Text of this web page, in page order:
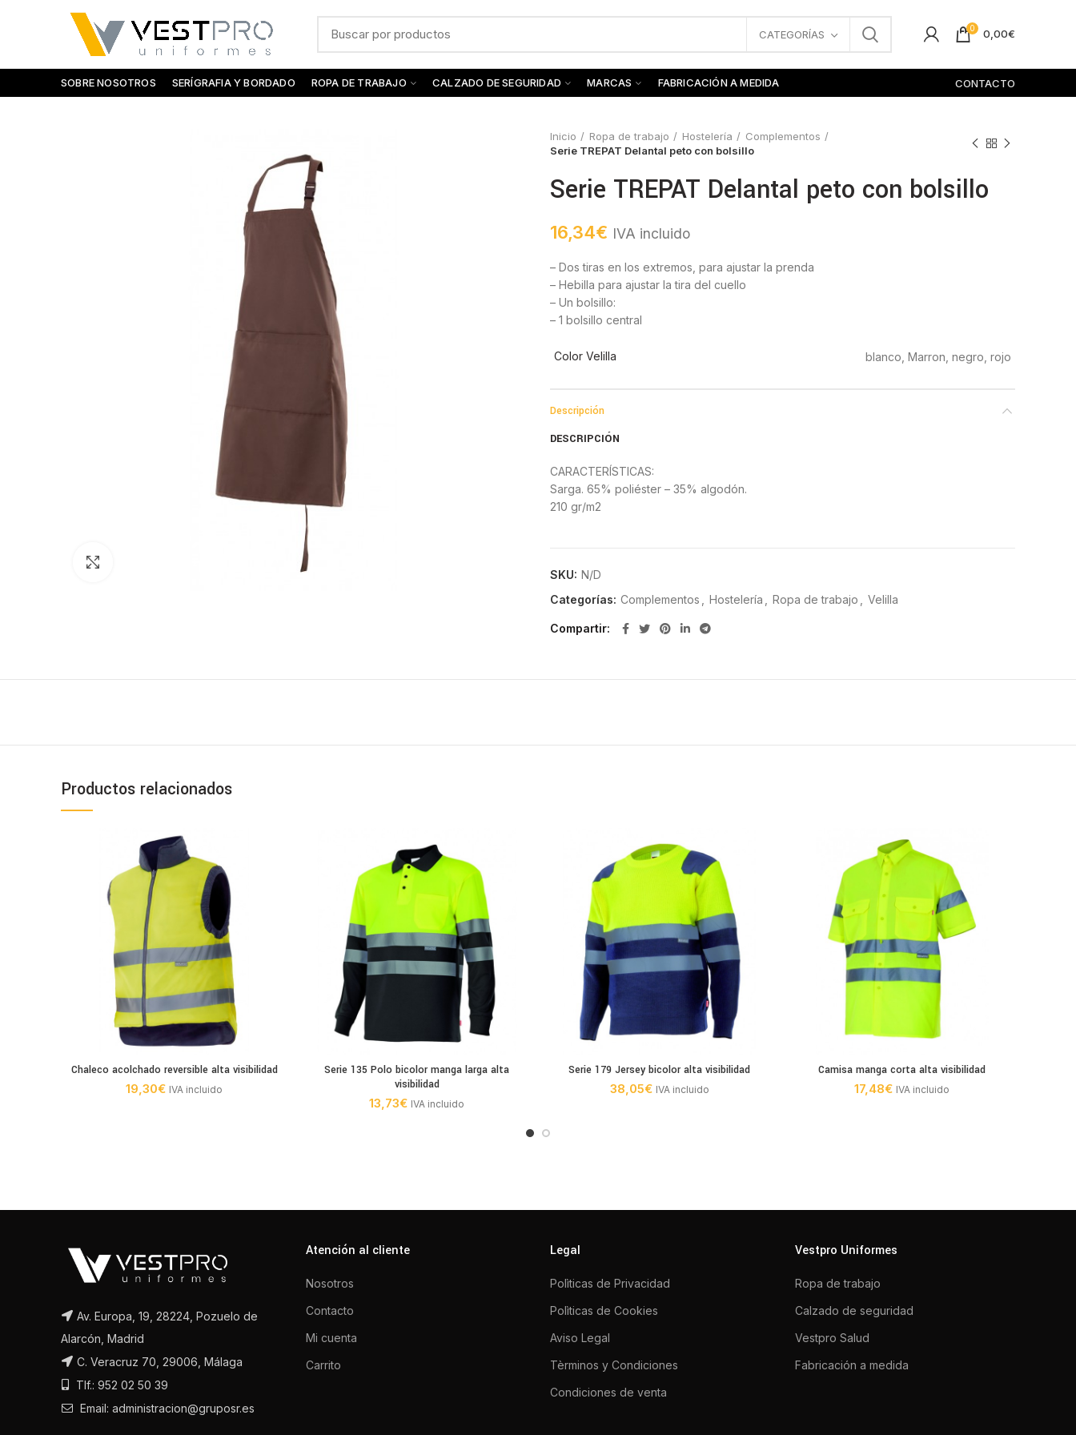
CATEGORÍAS 0 0,00€
SOBRE NOSOTROS SERÍGRAFIA Y BORDADO ROPA DE TRABAJO CALZADO DE SEGURIDAD MARCAS FABRICACIÓN A MEDIDA CONTACTO
Inicio Ropa de trabajo Hostelería
Complementos
Serie TREPAT Delantal peto con bolsillo
Serie TREPAT Delantal peto con bolsillo
16,34€ IVA incluido
– Dos tiras en los extremos, para ajustar la prenda
– Hebilla para ajustar la tira del cuello
– Un bolsillo:
– 1 bolsillo central
Color Velilla blanco, Marron, negro, rojo
Descripción
DESCRIPCIÓN
CARACTERÍSTICAS:
Sarga. 65% poliéster – 35% algodón.
210 gr/m2
SKU: N/D
Categorías: Complementos Hostelería Ropa de trabajo Velilla
Compartir
Productos relacionados
Chaleco acolchado reversible alta visibilidad
19,30€ IVA incluido
Serie 135 Polo bicolor manga larga alta
visibilidad
13,73€ IVA incluido
Serie 179 Jersey bicolor alta visibilidad
38,05€ IVA incluido
Camisa manga corta alta visibilidad
17,48€ IVA incluido
Av. Europa, 19, 28224, Pozuelo de
Alarcón, Madrid
C. Veracruz 70, 29006, Málaga
Tlf.: 952 02 50 39
Email: administracion@gruposr.es
Atención al cliente
Nosotros
Contacto
Mi cuenta
Carrito
Legal
Polìticas de Privacidad
Polìticas de Cookies
Aviso Legal
Tèrminos y Condiciones
Condiciones de venta
Vestpro Uniformes
Ropa de trabajo
Calzado de seguridad
Vestpro Salud
Fabricación a medida